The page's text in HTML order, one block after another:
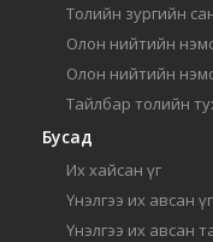
Толийн зургийн
Олон нийтийн
Олон нийтийн
Тайлбар толийн
Бусад
Их хайсан үг
Үнэлгээ их авсан үг
Үнэлгээ их авсан